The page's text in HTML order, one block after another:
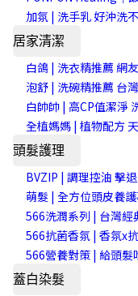
加氛 | 洗手乳 好沖洗
居家清潔
白鴿 | 洗衣精推薦 網
泡舒 | 洗碗精推薦 台
白帥帥 | 高CP值潔淨
全植媽媽 | 植物配方
頭髮護理
BVZIP | 調理控油 擊
萌髮 | 全方位頭皮養
566洗潤系列 | 台灣經
566抗菌香氛 | 香氛x
566營養對策 | 給頭髮
蓋白染髮